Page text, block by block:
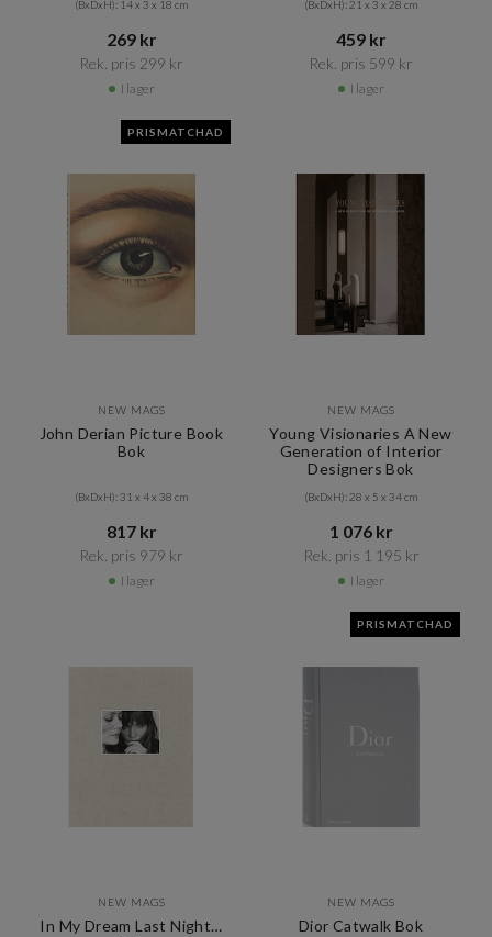
(BxDxH): 14 x 3 x 18 cm
269 kr​​
Rek. pris 299 kr​​
I lager
(BxDxH): 21 x 3 x 28 cm
459 kr​​
Rek. pris 599 kr​​
I lager
PRISMATCHAD
NEW MAGS
John Derian Picture Book
Bok
(BxDxH): 31 x 4 x 38 cm
817 kr​​
Rek. pris 979 kr​​
I lager
NEW MAGS
Young Visionaries A New
Generation of Interior
Designers Bok
(BxDxH): 28 x 5 x 34 cm
1 076 kr​​
Rek. pris 1 195 kr​​
I lager
NEW MAGS
In My Dream Last Night…
PRISMATCHAD
NEW MAGS
Dior Catwalk Bok